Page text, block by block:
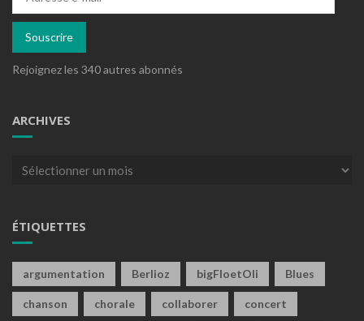
mail
Souscrire
Rejoignez les 340 autres abonnés
ARCHIVES
Archives
ÉTIQUETTES
argumentation Berlioz bigFloetOli Blues
chanson chorale collaborer concert